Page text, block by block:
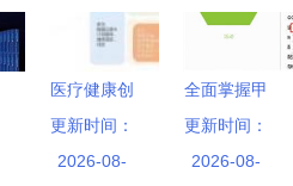
医疗健康创
业投资盘点
368起投资
更新时间：
2026-08-
全面掌握甲
骨文云 OCI
MySQL 服
更新时间：
2026-08-